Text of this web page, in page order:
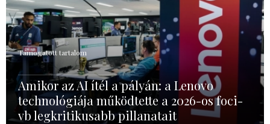
Támogatott tartalom
Amikor az AI ítél a pályán: a Lenovo
technológiája működtette a 2026-os foci-
vb legkritikusabb pillanatait